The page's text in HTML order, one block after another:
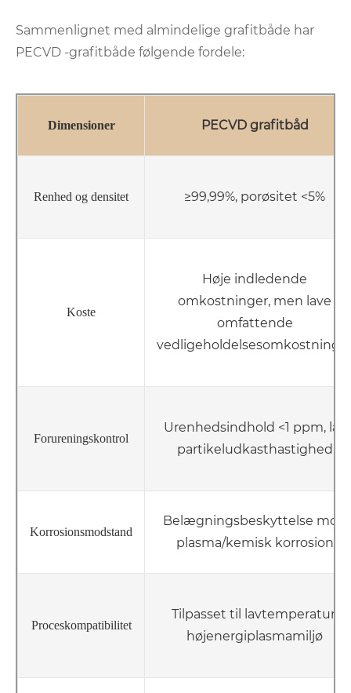
Sammenlignet med almindelige grafitbåde har
PECVD -grafitbåde følgende fordele:
Dimensioner PECVD grafitbåd
Renhed og densitet ≥99,99%, porøsitet <5%
Koste
Høje indledende
omkostninger, men lave
omfattende
Forureningskontrol
Urenhedsindhold <1 ppm, lav
partikeludkasthastighed
Korrosionsmodstand
Belægningsbeskyttelse mod
plasma/kemisk korrosion
Proceskompatibilitet
Tilpasset til lavtemperatur,
højenergiplasmamiljø